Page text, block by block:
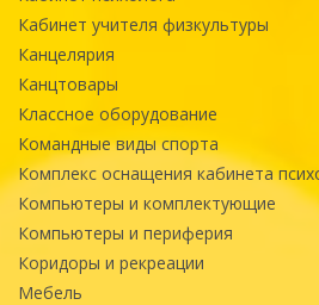
Кабинет учителя физкультуры
Канцелярия
Канцтовары
Классное оборудование
Командные виды спорта
Комплекс оснащения кабинета
Компьютеры и комплектующие
Компьютеры и периферия
Коридоры и рекреации
Мебель